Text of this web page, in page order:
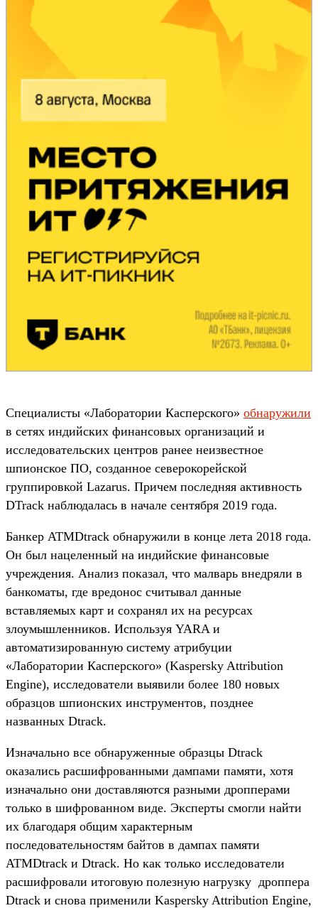
Специалисты «Лаборатории Касперского» обнаружили
в сетях индийских финансовых организаций и
исследовательских центров ранее неизвестное
шпионское ПО, созданное северокорейской
группировкой Lazarus. Причем последняя активность
DTrack наблюдалась в начале сентября 2019 года.
Банкер ATMDtrack обнаружили в конце лета 2018 года.
Он был нацеленный на индийские финансовые
учреждения. Анализ показал, что малварь внедряли в
банкоматы, где вредонос считывал данные
вставляемых карт и сохранял их на ресурсах
злоумышленников. Используя YARA и
автоматизированную систему атрибуции
«Лаборатории Касперского» (Kaspersky Attribution
Engine), исследователи выявили более 180 новых
образцов шпионских инструментов, позднее
названных Dtrack.
Изначально все обнаруженные образцы Dtrack
оказались расшифрованными дампами памяти, хотя
изначально они доставляются разными дропперами
только в шифрованном виде. Эксперты смогли найти
их благодаря общим характерным
последовательностям байтов в дампах памяти
ATMDtrack и Dtrack. Но как только исследователи
расшифровали итоговую полезную нагрузку дроппера
Dtrack и снова применили Kaspersky Attribution Engine,